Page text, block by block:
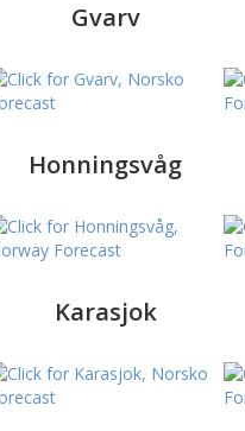
Gvarv
Honningsvåg
Karasjok